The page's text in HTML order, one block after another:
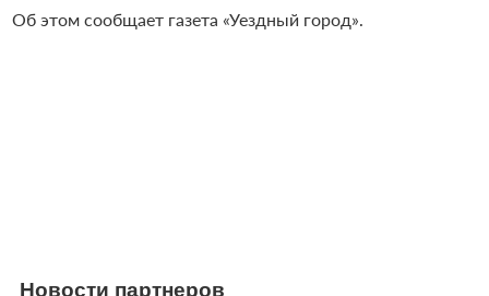
Об этом сообщает газета «Уездный город».
Новости партнеров